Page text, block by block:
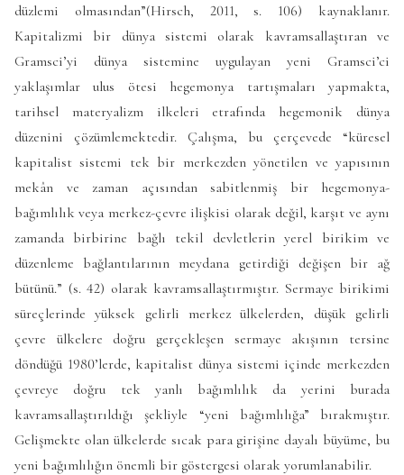
düzlemi olmasından”(Hirsch, 2011, s. 106) kaynaklanır.
Kapitalizmi bir dünya sistemi olarak kavramsallaştıran ve
Gramsci’yi dünya sistemine uygulayan yeni Gramsci’ci
yaklaşımlar ulus ötesi hegemonya tartışmaları yapmakta,
tarihsel materyalizm ilkeleri etrafında hegemonik dünya
düzenini çözümlemektedir. Çalışma, bu çerçevede “küresel
kapitalist sistemi tek bir merkezden yönetilen ve yapısının
mekân ve zaman açısından sabitlenmiş bir hegemonya-
bağımlılık veya merkez-çevre ilişkisi olarak değil, karşıt ve aynı
zamanda birbirine bağlı tekil devletlerin yerel birikim ve
düzenleme bağlantılarının meydana getirdiği değişen bir ağ
bütünü.” (s. 42) olarak kavramsallaştırmıştır. Sermaye birikimi
süreçlerinde yüksek gelirli merkez ülkelerden, düşük gelirli
çevre ülkelere doğru gerçekleşen sermaye akışının tersine
döndüğü 1980’lerde, kapitalist dünya sistemi içinde merkezden
çevreye doğru tek yanlı bağımlılık da yerini burada
kavramsallaştırıldığı şekliyle “yeni bağımlılığa” bırakmıştır.
Gelişmekte olan ülkelerde sıcak para girişine dayalı büyüme, bu
yeni bağımlılığın önemli bir göstergesi olarak yorumlanabilir.